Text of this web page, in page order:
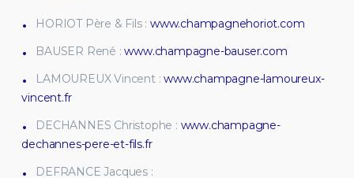
HORIOT Père & Fils :www.champagnehoriot.com
BAUSER René :www.champagne-bauser.com
LAMOUREUX Vincent :www.champagne-lamoureux-
vincent.fr
DECHANNES Christophe : www.champagne-
dechannes-pere-et-fils.fr
DEFRANCE Jacques :